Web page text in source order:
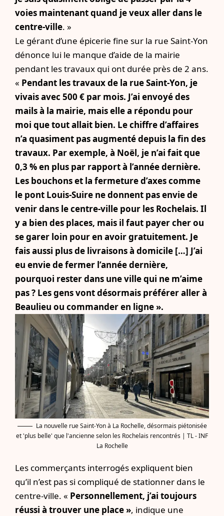
voies maintenant quand je veux aller dans le
centre-ville. »
Le gérant d’une épicerie fine sur la rue Saint-Yon
dénonce lui le manque d’aide de la mairie
pendant les travaux qui ont durée près de 2 ans.
« Pendant les travaux de la rue Saint-Yon, je
vivais avec 500 € par mois. J’ai envoyé des
mails à la mairie, mais elle a répondu pour
moi que tout allait bien. Le chiffre d’affaires
n’a quasiment pas augmenté depuis la fin des
travaux. Par exemple, à Noël, je n’ai fait que
0,3 % en plus par rapport à l’année dernière.
Les bouchons et la fermeture d’axes comme
le pont Louis-Suire ne donnent pas envie de
venir dans le centre-ville pour les Rochelais. Il
y a bien des places, mais il faut payer cher ou
se garer loin pour en avoir gratuitement. Je
fais aussi plus de livraisons à domicile […] J’ai
eu envie de fermer l’année dernière,
pourquoi rester dans une ville qui ne m’aime
pas ? Les gens vont désormais préférer aller à
Beaulieu ou commander en ligne ».
La nouvelle rue Saint-Yon à La Rochelle, désormais piétonisée
et 'plus belle' que l'ancienne selon les Rochelais rencontrés | TL - INF
La Rochelle
Les commerçants interrogés expliquent bien
qu’il n’est pas si compliqué de stationner dans le
centre-ville. « Personnellement, j’ai toujours
réussi à trouver une place », indique une